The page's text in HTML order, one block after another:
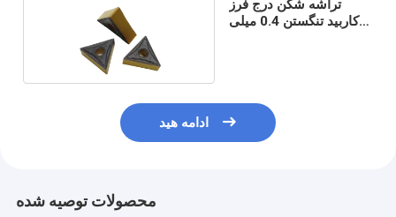
تراشه شکن درج فرز
کاربید تنگستن 0.4 میلی
ادامه هید
محصولات توصیه شده